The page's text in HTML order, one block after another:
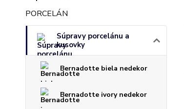
PORCELÁN
Súpravy porcelánu a
kusovky
Bernadotte biela nedekor
Bernadotte ivory nedekor